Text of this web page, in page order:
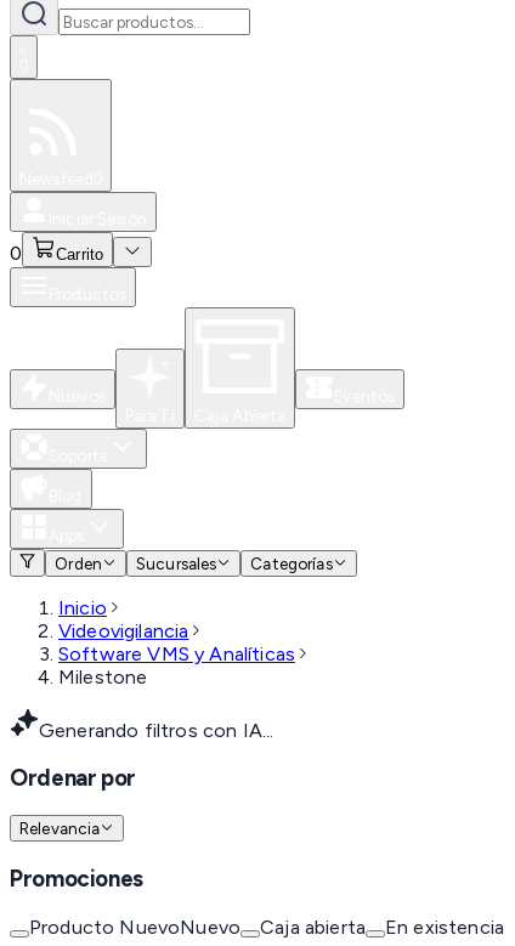
0 Carrito
Orden
Sucursales Categorías
Inicio
Videovigilancia
Software VMS y Analíticas
Milestone
Generando filtros con IA...
Ordenar por
Relevancia
Promociones
Producto NuevoNuevo Caja abierta En existencia